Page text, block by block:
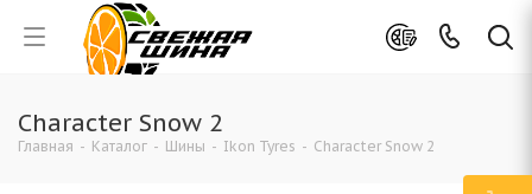
Character Snow 2
Главная - Каталог - Шины - Ikon Tyres - Character Snow 2